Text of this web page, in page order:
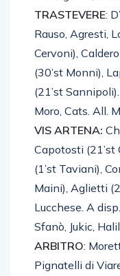
aut. Aglietti,
TRASTEVERE :
Rauso, Agresti,
Cervoni),
(30’st Monni),
(21’st
Moro, Cats. All.
VIS ARTENA:
Capotosti (21’st
(1’st Taviani),
Maini), Aglietti
Lucchese. A
Sfanò, Jukic,
ARBITRO :